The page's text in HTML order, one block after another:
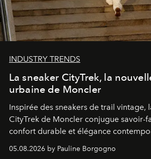
INDUSTRY TRENDS
La sneaker CityTrek, la
urbaine de Moncler
Inspirée des sneakers de trail vintage,
CityTrek de Moncler conjugue savoir-
confort durable et élégance
accompagner les explorations du
05.08.2026 by Pauline Borgogno